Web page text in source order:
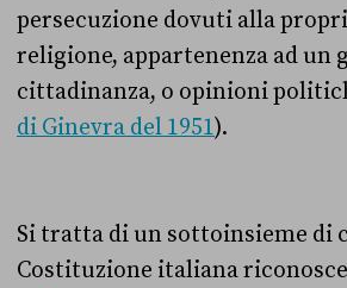
persecuzione dovuti alla
religione, appartenenza ad un
cittadinanza, o opinioni
di Ginevra del 1951).
Si tratta di un sottoinsieme di
Costituzione italiana